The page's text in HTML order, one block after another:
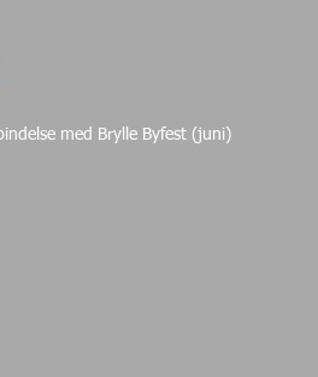
med Brylle Byfest (juni)